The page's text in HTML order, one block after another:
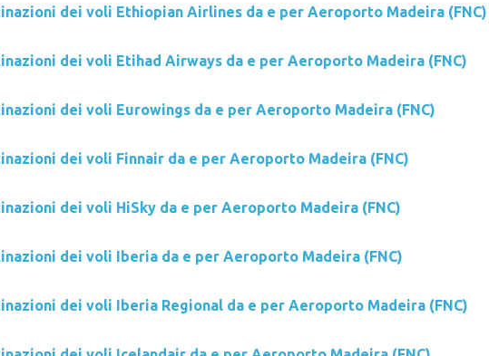
dei voli Ethiopian Airlines da e per Aeroporto Madeira (FNC)
dei voli Etihad Airways da e per Aeroporto Madeira (FNC)
dei voli Eurowings da e per Aeroporto Madeira (FNC)
dei voli Finnair da e per Aeroporto Madeira (FNC)
dei voli HiSky da e per Aeroporto Madeira (FNC)
dei voli Iberia da e per Aeroporto Madeira (FNC)
dei voli Iberia Regional da e per Aeroporto Madeira (FNC)